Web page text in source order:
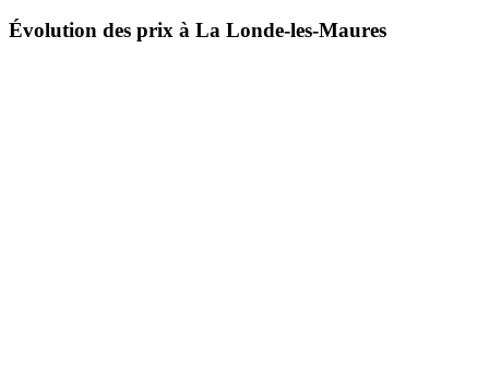
Évolution des prix à La Londe-les-Maures